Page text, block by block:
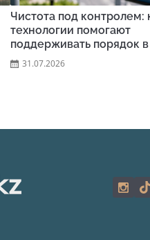
Чистота под контролем:
технологии помогают
поддерживать порядок
31.07.2026